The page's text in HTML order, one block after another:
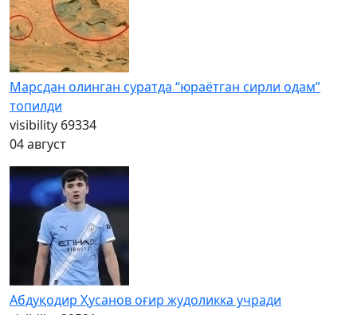
Марсдан олинган суратда “юраётган сирли одам”
топилди
visibility 69334
04 август
Абдуқодир Ҳусанов оғир жудоликка учради